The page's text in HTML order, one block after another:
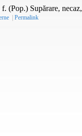
f. (Pop.) Supărare,
| Permalink